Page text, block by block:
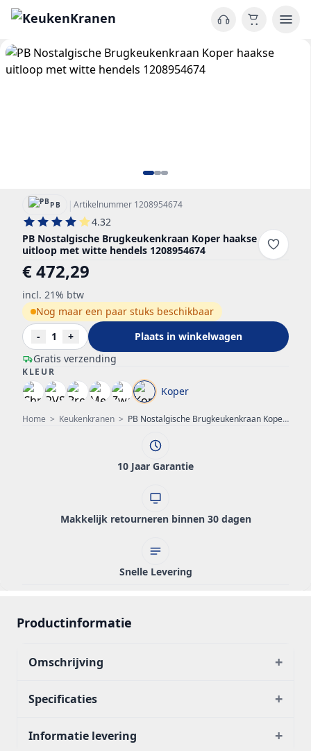
Home > Keukenkranen > PB Nostalgische Brugkeukenkraan Koper haakse uitloop met witte hendels 1208954674
PB | Artikelnummer 1208954674
4.32
PB Nostalgische Brugkeukenkraan Koper haakse
uitloop met witte hendels 1208954674
€ 472,29
incl. 21% btw
Gratis verzending
Nog maar een paar stuks beschikbaar
-
1 + Plaats in winkelwagen
KLEUR
Koper
10 Jaar Garantie
Makkelijk retourneren binnen 30 dagen
Snelle Levering
Productinformatie
Omschrijving +
Specificaties +
Informatie levering +